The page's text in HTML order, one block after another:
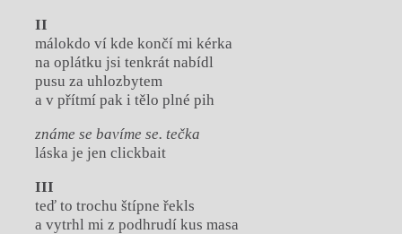
II
málokdo ví kde končí mi kérka
na oplátku jsi tenkrát nabídl
pusu za uhlozbytem
a v přítmí pak i tělo plné pih
známe se bavíme se. tečka
láska je jen clickbait
III
teď to trochu štípne řekls
a vytrhl mi z podhrudí kus masa